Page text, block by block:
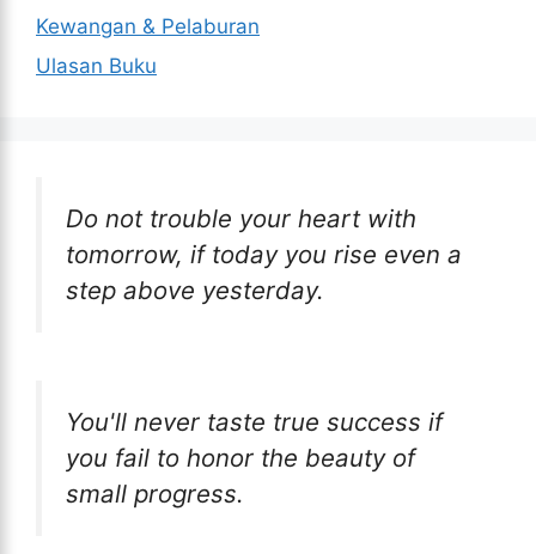
Kewangan & Pelaburan
Ulasan Buku
Do not trouble your heart with
tomorrow, if today you rise even a
step above yesterday.
You'll never taste true success if
you fail to honor the beauty of
small progress.